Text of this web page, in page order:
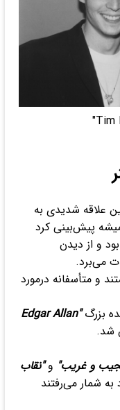
علاقه شدیدی به
پیش‌بینی کرد
و از دیدن
می‌برد.
و متأسفانه درمورد
بزرگ "Edgar Allan
شد.
و غریب" و"نقاب
شمار می‌رفتند